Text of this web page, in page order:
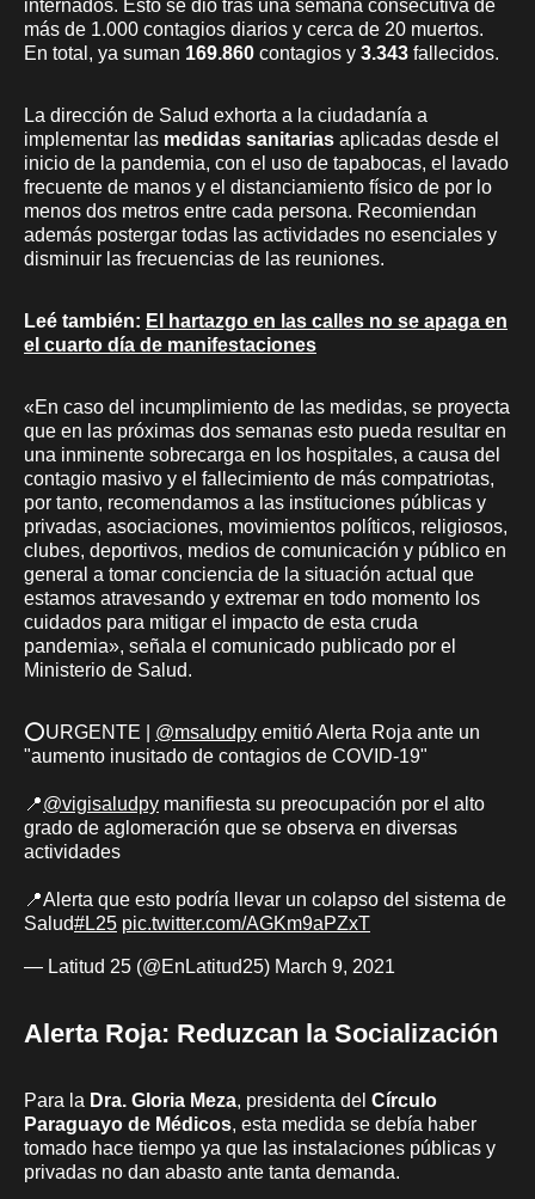
internados. Esto se dio tras una semana consecutiva de
más de 1.000 contagios diarios y cerca de 20 muertos.
En total, ya suman 169.860 contagios y 3.343 fallecidos.
La dirección de Salud exhorta a la ciudadanía a
implementar las medidas sanitarias aplicadas desde el
inicio de la pandemia, con el uso de tapabocas, el lavado
frecuente de manos y el distanciamiento físico de por lo
menos dos metros entre cada persona. Recomiendan
además postergar todas las actividades no esenciales y
disminuir las frecuencias de las reuniones.
Leé también: El hartazgo en las calles no se apaga en
el cuarto día de manifestaciones
«En caso del incumplimiento de las medidas, se proyecta
que en las próximas dos semanas esto pueda resultar en
una inminente sobrecarga en los hospitales, a causa del
contagio masivo y el fallecimiento de más compatriotas,
por tanto, recomendamos a las instituciones públicas y
privadas, asociaciones, movimientos políticos, religiosos,
clubes, deportivos, medios de comunicación y público en
general a tomar conciencia de la situación actual que
estamos atravesando y extremar en todo momento los
cuidados para mitigar el impacto de esta cruda
pandemia», señala el comunicado publicado por el
Ministerio de Salud.
⭕️URGENTE | @msaludpy emitió Alerta Roja ante un
"aumento inusitado de contagios de COVID-19"
📍@vigisaludpy manifiesta su preocupación por el alto
grado de aglomeración que se observa en diversas
actividades
📍Alerta que esto podría llevar un colapso del sistema de
Salud#L25 pic.twitter.com/AGKm9aPZxT
— Latitud 25 (@EnLatitud25) March 9, 2021
Alerta Roja: Reduzcan la Socialización
Para la Dra. Gloria Meza, presidenta del Círculo
Paraguayo de Médicos, esta medida se debía haber
tomado hace tiempo ya que las instalaciones públicas y
privadas no dan abasto ante tanta demanda.